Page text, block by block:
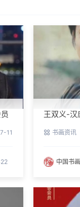
11
王双义-汉
书画资讯
中国书